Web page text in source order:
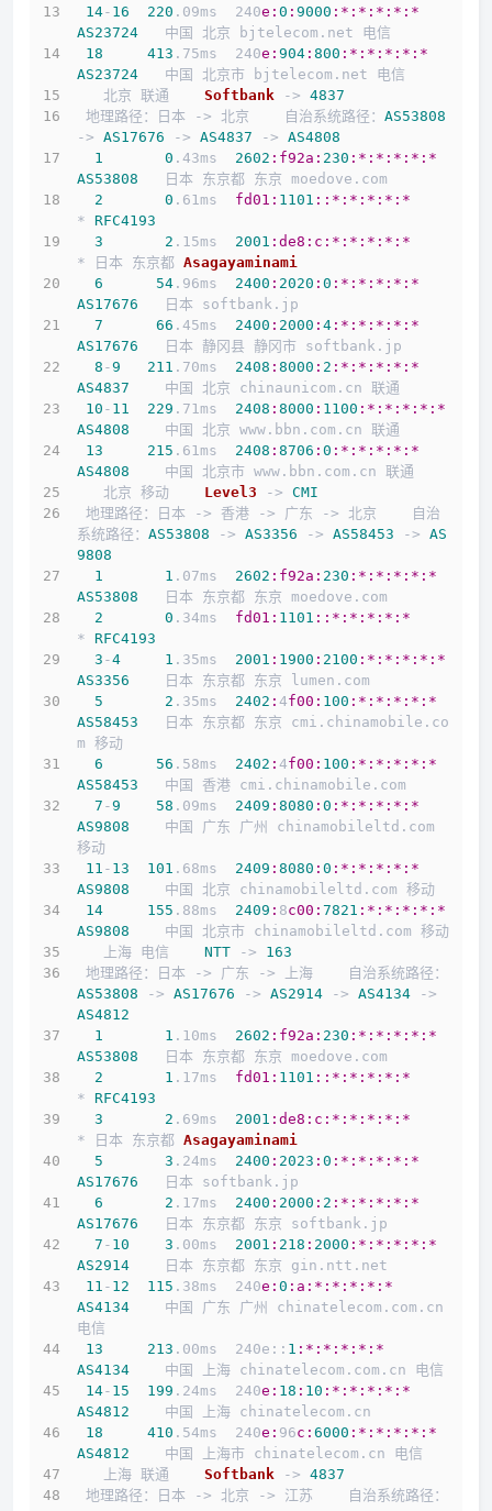
14- 16 220 .09ms  240e: 0 : 9000 :* :* :* :* :*
AS23724
   中国 北京 bjtelecom.net 电信
18
413 .75ms  240e: 904 : 800 :* :* :* :* :*
AS23724
   中国 北京市 bjtelecom.net 电信
   北京 联通
Softbank -> 4837
地理路径：日本 -> 北京    自治系统路径： AS53808
-> AS17676 -> AS4837 -> AS4808
1
0 .43ms 2602 :f92a : 230 :* :* :* :* :*
AS53808
   日本 东京都 东京 moedove.com
2
0 .61ms fd01: 1101 : :* :* :* :* :*
* RFC4193
3
2 .15ms 2001 :de8 :c :* :* :* :* :*
* 日本 东京都 Asagayaminami
6
54 .96ms 2400 : 2020 : 0 :* :* :* :* :*
AS17676
   日本 softbank.jp
7
66 .45ms 2400 : 2000 : 4 :* :* :* :* :*
AS17676
   日本 静冈县 静冈市 softbank.jp
8 -9 211 .70ms 2408 : 8000 : 2 :* :* :* :* :*
AS4837
    中国 北京 chinaunicom.cn 联通
10 - 11 229 .71ms 2408 : 8000 : 1100 :* :* :* :* :*
AS4808
    中国 北京 www.bbn.com.cn 联通
13
215 .61ms 2408 : 8706 : 0 :* :* :* :* :*
AS4808
    中国 北京市 www.bbn.com.cn 联通
   北京 移动
Level3 -> CMI
系统路径： AS53808 -> AS3356 -> AS58453 -> AS
9808
1
1 .07ms 2602 :f92a : 230 :* :* :* :* :*
AS53808
   日本 东京都 东京 moedove.com
2
0 .34ms fd01: 1101 : :* :* :* :* :*
* RFC4193
3 -4 1 .35ms 2001 : 1900 : 2100 :* :* :* :* :*
AS3356
    日本 东京都 东京 lumen.com
5
2 .35ms 2402 : 4f00: 100 :* :* :* :* :*
AS58453
   日本 东京都 东京 cmi.chinamobile.co
m 移动
6
56 .58ms 2402 : 4f00: 100 :* :* :* :* :*
AS58453
   中国 香港 cmi.chinamobile.com
7 -9 58 .09ms 2409 : 8080 : 0 :* :* :* :* :*
AS9808
    中国 广东 广州 chinamobileltd.com
移动
11 - 13 101 .68ms 2409 : 8080 : 0 :* :* :* :* :*
AS9808
    中国 北京 chinamobileltd.com 移动
14
155 .88ms 2409 : 8c00: 7821 :* :* :* :* :*
AS9808
    中国 北京市 chinamobileltd.com 移动
   上海 电信
NTT -> 163
地理路径：日本 -> 广东 -> 上海    自治系统路径：
AS53808 -> AS17676 -> AS2914 -> AS4134
AS4812
1
1 .10ms 2602 :f92a : 230 :* :* :* :* :*
AS53808
   日本 东京都 东京 moedove.com
2
1 .17ms fd01: 1101 : :* :* :* :* :*
* RFC4193
3
2 .69ms 2001 :de8 :c :* :* :* :* :*
* 日本 东京都 Asagayaminami
5
3 .24ms 2400 : 2023 : 0 :* :* :* :* :*
AS17676
   日本 softbank.jp
6
2 .17ms 2400 : 2000 : 2 :* :* :* :* :*
AS17676
   日本 东京都 东京 softbank.jp
7 - 10 3 .00ms 2001 : 218 : 2000 :* :* :* :* :*
AS2914
    日本 东京都 东京 gin.ntt.net
11 - 12 115 .38ms  240e: 0 :a :* :* :* :* :*
AS4134
    中国 广东 广州 chinatelecom.com.cn
电信
13
213 .00ms  240e:: 1 :* :* :* :* :*
AS4134
    中国 上海 chinatelecom.com.cn 电信
14- 15 199 .24ms  240e: 18 : 10 :* :* :* :* :*
AS4812
    中国 上海 chinatelecom.cn
18
410 .54ms  240e: 96c: 6000 :* :* :* :* :*
AS4812
    中国 上海市 chinatelecom.cn 电信
   上海 联通
Softbank -> 4837
地理路径：日本 -> 北京 -> 江苏    自治系统路径：